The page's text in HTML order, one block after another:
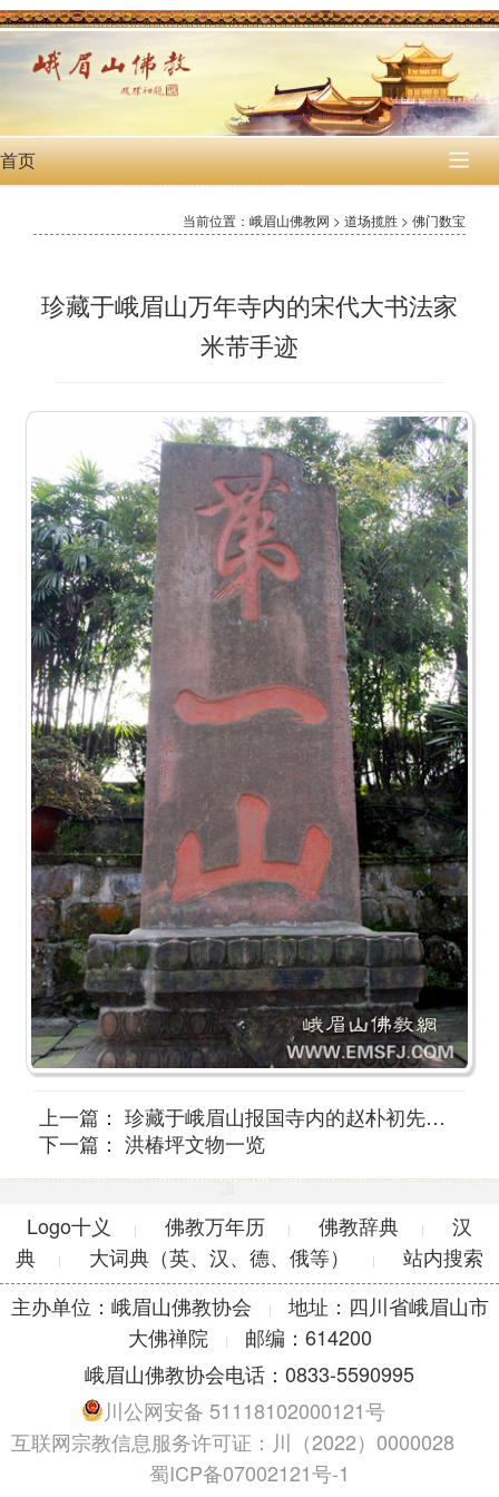
首页 
当前位置：峨眉山佛教网 > 道场揽胜 > 佛门数宝
珍藏于峨眉山万年寺内的宋代大书法家
米芾手迹
上一篇： 珍藏于峨眉山报国寺内的赵朴初先生手迹
下一篇： 洪椿坪文物一览
Logo十义 | 佛教万年历 | 佛教辞典 |
汉
典
| 大词典（英、汉、德、俄等） |
站内搜索
主办单位：峨眉山佛教协会
|
地址：四川省峨眉山市
大佛禅院
|
邮编：614200
峨眉山佛教协会电话：0833-5590995
川公网安备 51118102000121号
互联网宗教信息服务许可证：川（2022）0000028
蜀ICP备07002121号-1